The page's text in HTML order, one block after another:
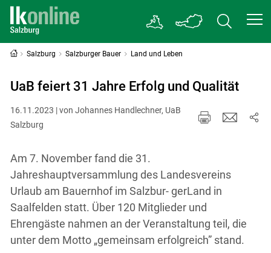
Salzburg Salzburger Bauer Land und Leben
UaB feiert 31 Jahre Erfolg und Qualität
16.11.2023 | von Johannes Handlechner, UaB
Salzburg
Am 7. November fand die 31.
Jahreshauptversammlung des Landesvereins
Urlaub am Bauernhof im Salzbur- gerLand in
Saalfelden statt. Über 120 Mitglieder und
Ehrengäste nahmen an der Veranstaltung teil, die
unter dem Motto „gemeinsam erfolgreich” stand.